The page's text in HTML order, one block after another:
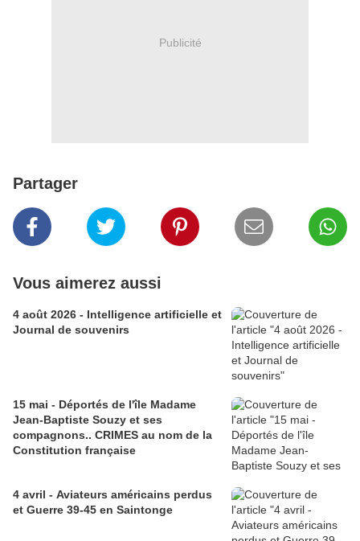
Publicité
Partager
Vous aimerez aussi
4 août 2026 - Intelligence artificielle et
Journal de souvenirs
15 mai - Déportés de l'île Madame
Jean-Baptiste Souzy et ses
compagnons.. CRIMES au nom de la
Constitution française
4 avril - Aviateurs américains perdus
et Guerre 39-45 en Saintonge